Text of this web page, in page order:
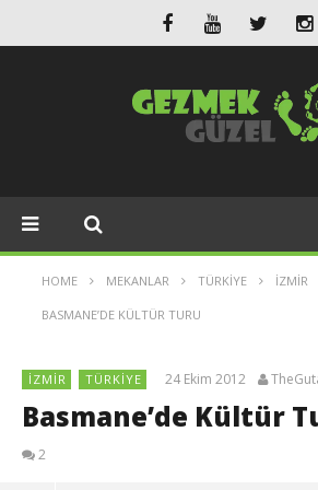
HOME MEKANLAR TÜRKIYE İZMIR
BASMANE’DE KÜLTÜR TURU
İZMIR TÜRKIYE 24 Ekim 2012
Basmane’de Kültür
2